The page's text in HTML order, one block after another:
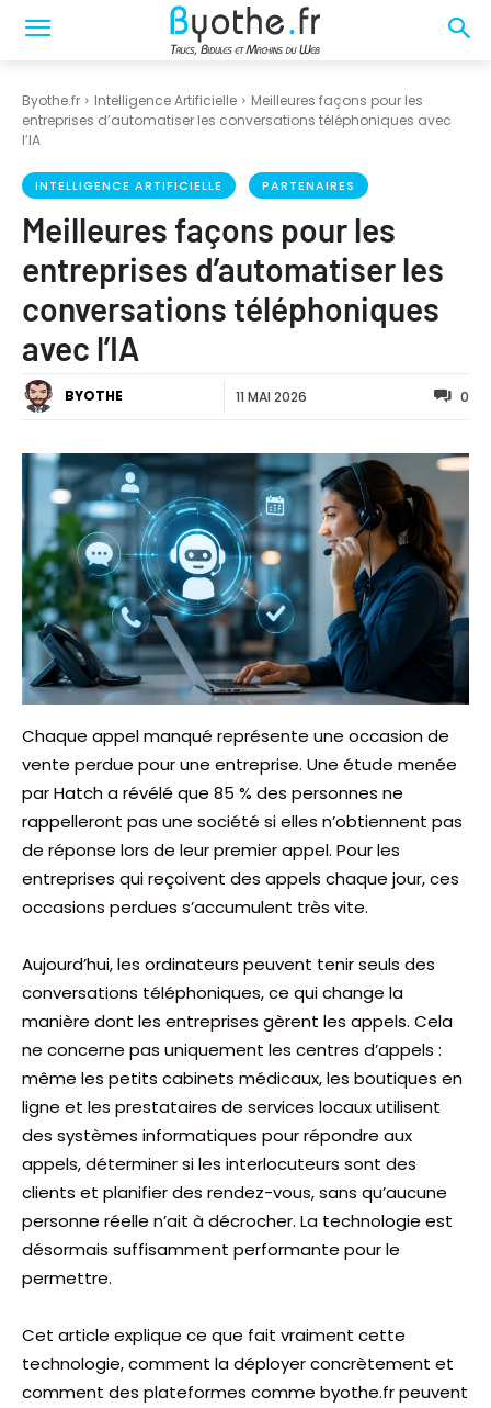
Byothe.fr Intelligence Artificielle
Meilleures façons pour les
entreprises d’automatiser les conversations téléphoniques avec
l’IA
INTELLIGENCE ARTIFICIELLE PARTENAIRES
Meilleures façons pour les
entreprises d’automatiser les
conversations téléphoniques
avec l’IA
BYOTHE 11 MAI 2026 0
Chaque appel manqué représente une occasion de
vente perdue pour une entreprise. Une étude menée
par Hatch a révélé que 85 % des personnes ne
rappelleront pas une société si elles n’obtiennent pas
de réponse lors de leur premier appel. Pour les
entreprises qui reçoivent des appels chaque jour, ces
occasions perdues s’accumulent très vite.
Aujourd’hui, les ordinateurs peuvent tenir seuls des
conversations téléphoniques, ce qui change la
manière dont les entreprises gèrent les appels. Cela
ne concerne pas uniquement les centres d’appels :
même les petits cabinets médicaux, les boutiques en
ligne et les prestataires de services locaux utilisent
des systèmes informatiques pour répondre aux
appels, déterminer si les interlocuteurs sont des
clients et planifier des rendez-vous, sans qu’aucune
personne réelle n’ait à décrocher. La technologie est
désormais suffisamment performante pour le
permettre.
Cet article explique ce que fait vraiment cette
technologie, comment la déployer concrètement et
comment des plateformes comme byothe.fr peuvent